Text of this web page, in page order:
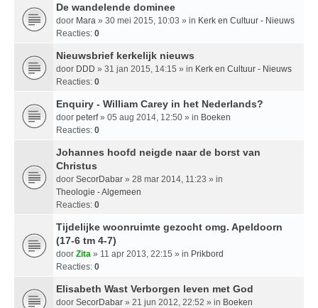
De wandelende dominee
door Mara » 30 mei 2015, 10:03 » in Kerk en Cultuur - Nieuws
Reacties: 0
Nieuwsbrief kerkelijk nieuws
door DDD » 31 jan 2015, 14:15 » in Kerk en Cultuur - Nieuws
Reacties: 0
Enquiry - William Carey in het Nederlands?
door peterf» 05 aug 2014, 12:50 » in Boeken
Reacties: 0
Johannes hoofd neigde naar de borst van
Christus
door SecorDabar » 28 mar 2014, 11:23 » in
Theologie - Algemeen
Reacties: 0
Tijdelijke woonruimte gezocht omg. Apeldoorn
(17-6 tm 4-7)
door Zita » 11 apr 2013, 22:15 » in Prikbord
Reacties: 0
Elisabeth Wast Verborgen leven met God
door SecorDabar » 21 jun 2012, 22:52 » in Boeken